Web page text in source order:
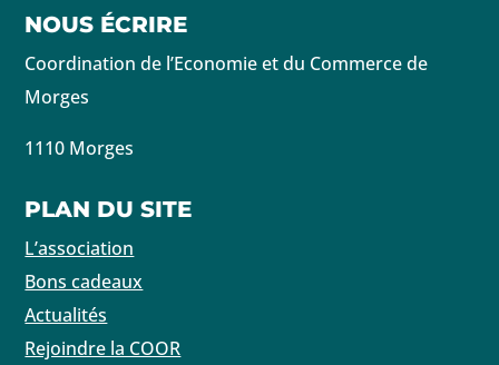
NOUS ÉCRIRE
Coordination de l’Economie et du Commerce de
Morges
1110 Morges
PLAN DU SITE
L’association
Bons cadeaux
Actualités
Rejoindre la COOR